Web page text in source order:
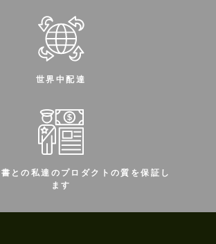
世界中配達
との私達のプロダクトの質を保証し
ます